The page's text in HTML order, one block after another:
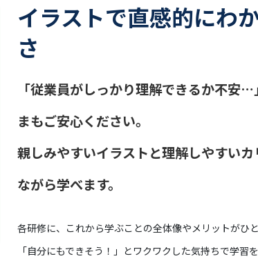
イラストで直感的にわ
さ
「従業員がしっかり理解できるか不安
まもご安心ください。
親しみやすいイラストと理解しやすい
ながら学べます。
各研修に、これから学ぶことの全体像やメリットがひ
「自分にもできそう！」とワクワクした気持ちで学習